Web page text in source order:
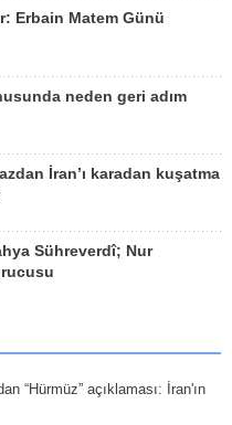
Erbain Matem Günü
neden geri adım
İran’ı karadan kuşatma
Sühreverdî; Nur
“Hürmüz” açıklaması: İran'ın